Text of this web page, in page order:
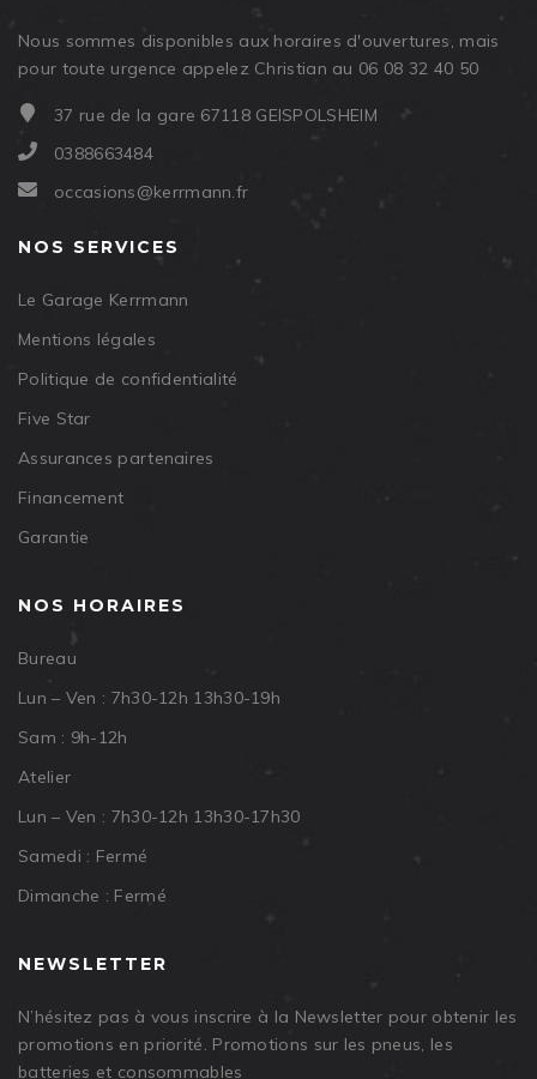
Nous sommes disponibles aux horaires d'ouvertures, mais
pour toute urgence appelez Christian au 06 08 32 40 50
37 rue de la gare 67118 GEISPOLSHEIM
0388663484
occasions@kerrmann.fr
NOS SERVICES
Le Garage Kerrmann
Mentions légales
Politique de confidentialité
Five Star
Assurances partenaires
Financement
Garantie
NOS HORAIRES
Bureau
Lun – Ven : 7h30-12h 13h30-19h
Sam : 9h-12h
Atelier
Lun – Ven : 7h30-12h 13h30-17h30
Samedi : Fermé
Dimanche : Fermé
NEWSLETTER
N’hésitez pas à vous inscrire à la Newsletter pour obtenir les
promotions en priorité. Promotions sur les pneus, les
batteries et consommables